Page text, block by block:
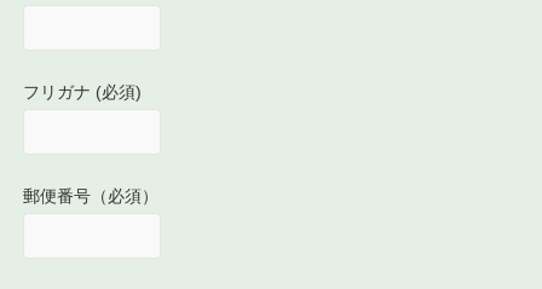
フリガナ (必須)
郵便番号（必須）